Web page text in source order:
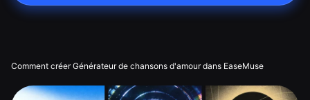
Comment créer Générateur de chansons d'amour dans EaseMuse